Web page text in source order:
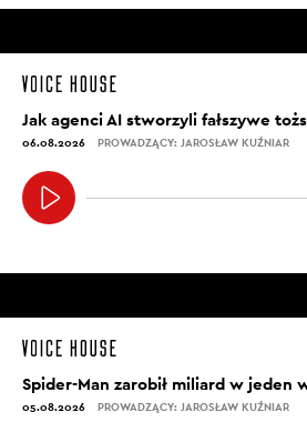
Jak agenci AI stworzyli fałszywe
06.08.2026 PROWADZĄCY: JAROSŁAW KUŹNIAR
Spider-Man zarobił miliard w jeden
05.08.2026 PROWADZĄCY: JAROSŁAW KUŹNIAR